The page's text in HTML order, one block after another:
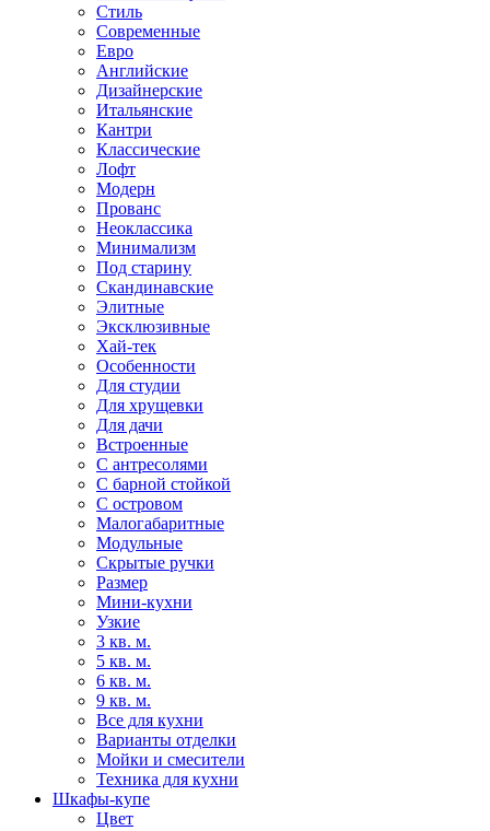
Стиль
Современные
Евро
Английские
Дизайнерские
Итальянские
Кантри
Классические
Лофт
Модерн
Прованс
Неоклассика
Минимализм
Под старину
Скандинавские
Элитные
Эксклюзивные
Хай-тек
Особенности
Для студии
Для хрущевки
Для дачи
Встроенные
С антресолями
С барной стойкой
С островом
Малогабаритные
Модульные
Скрытые ручки
Размер
Мини-кухни
Узкие
3 кв. м.
5 кв. м.
6 кв. м.
9 кв. м.
Все для кухни
Варианты отделки
Мойки и смесители
Техника для кухни
Шкафы-купе
Цвет